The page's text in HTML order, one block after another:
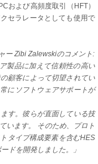
および高頻度取引（HFT）
セラレータとしても使用で
ー Zibi Zalewskiのコメント:
製品に加えて信頼性の高い
顧客によって切望されてい
にソフトウェアサポートが
す。彼らが直面している技
います。 そのため、プロト
タイプ構成要素を含むHES
ドを開発しました。」